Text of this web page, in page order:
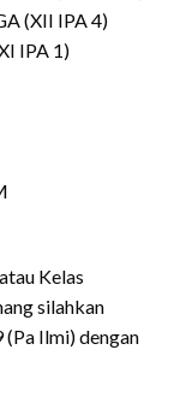
(XII IPA 4)
IPA 1)
Kelas
silahkan
Ilmi) dengan